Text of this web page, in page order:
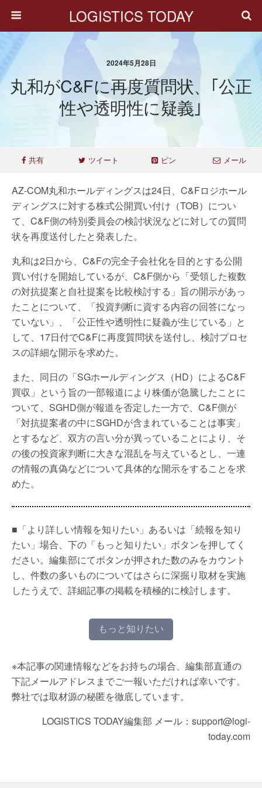
LOGISTICS TODAY
2024年5月28日
丸和がC&Fに再度質問状、｢公正
性や透明性に疑義｣
共有 ツイート ピン メール
AZ-COM丸和ホールディングスは24日、C&Fロジホール
ディングスに対する株式公開買い付け（TOB）につい
て、C&F側の特別委員会の検討状況などに対しての質問
状を再度送付したと発表した。
丸和は2日から、C&Fの完全子会社化を目的とする公開
買い付けを開始しているが、C&F側から「受領した複数
の対抗提案と自社提案を比較検討する」旨の開示があっ
たことについて、「投資判断に資する内容の回答になっ
ていない」、「公正性や透明性に疑義が生じている」と
して、17日付でC&Fに再度質問状を送付し、検討プロセ
スの詳細な開示を求めた。
また、同日の「SGホールディングス（HD）によるC&F
買収」という旨の一部報道により株価が急騰したことに
ついて、SGHD側が報道を否定した一方で、C&F側が
「対抗提案者の中にSGHDが含まれていることは事実」
とするなど、双方の言い分が異っていることにより、そ
の後の投資家判断に大きな混乱を与えているとし、一連
の情報の真偽などについて具体的な開示をすることを求
めた。
■「より詳しい情報を知りたい」あるいは「続報を知り
たい」場合、下の「もっと知りたい」ボタンを押してく
ださい。編集部にてボタンが押された数のみをカウント
し、件数の多いものについてはさらに深掘り取材を実施
したうえで、詳細記事の掲載を積極的に検討します。
もっと知りたい
※本記事の関連情報などをお持ちの場合、編集部直通の
下記メールアドレスまでご一報いただければ幸いです。
弊社では取材源の秘匿を徹底しています。
LOGISTICS TODAY編集部 メール：support@logi-
today.com